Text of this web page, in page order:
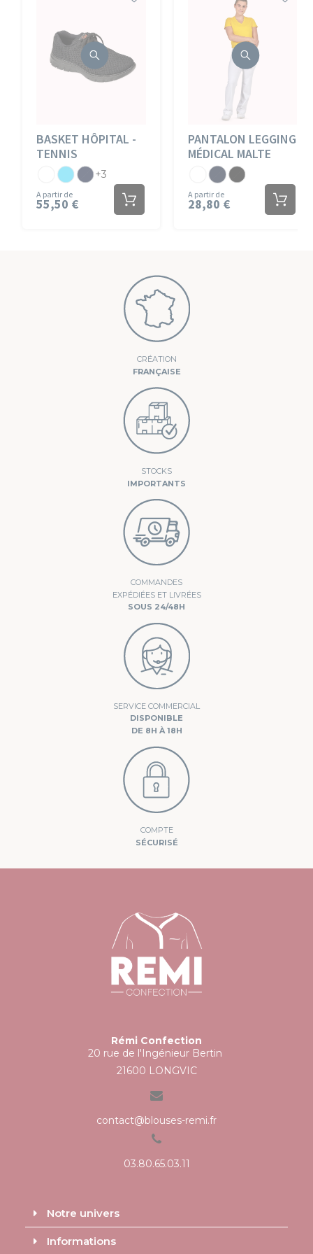
BASKET HÔPITAL -
TENNIS
A partir de
55,50 €
BlancAtollMarine
+3
PANTALON LEGGING
MÉDICAL MALTE
A partir de
28,80 €
Jersey
Blanc
Jersey
Marine
Jersey
CRÉATION
FRANÇAISE
STOCKS
IMPORTANTS
COMMANDES
EXPÉDIÉES ET LIVRÉES
SOUS 24/48H
SERVICE COMMERCIAL
DISPONIBLE
DE 8H À 18H
COMPTE
SÉCURISÉ
Rémi Confection
20 rue de l'Ingénieur Bertin
21600 LONGVIC
contact@blouses-remi.fr
03.80.65.03.11
Notre univers
Informations